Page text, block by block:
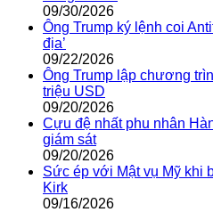
09/30/2026
Ông Trump ký lệnh coi
địa’
09/22/2026
Ông Trump lập chương
triệu USD
09/20/2026
Cựu đệ nhất phu nhân
giám sát
09/20/2026
Sức ép với Mật vụ Mỹ khi
Kirk
09/16/2026